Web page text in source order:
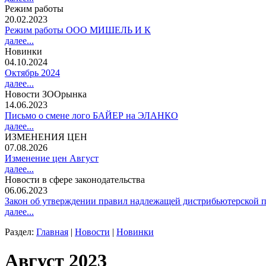
Режим работы
20.02.2023
Режим работы ООО МИШЕЛЬ И К
далее...
Новинки
04.10.2024
Октябрь 2024
далее...
Новости ЗООрынка
14.06.2023
Письмо о смене лого БАЙЕР на ЭЛАНКО
далее...
ИЗМЕНЕНИЯ ЦЕН
07.08.2026
Изменение цен Август
далее...
Новости в сфере законодательства
06.06.2023
Закон об утверждении правил надлежащей дистрибьютерской
далее...
Раздел: Главная | Новости | Новинки
Август 2023